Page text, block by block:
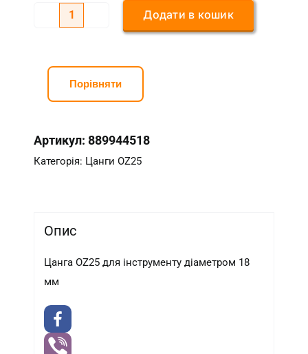
мм
кількість
Додати в кошик
Порівняти
Артикул:889944518
Категорія: Цанги OZ25
Опис
Цанга OZ25 для інструменту діаметром 18
мм